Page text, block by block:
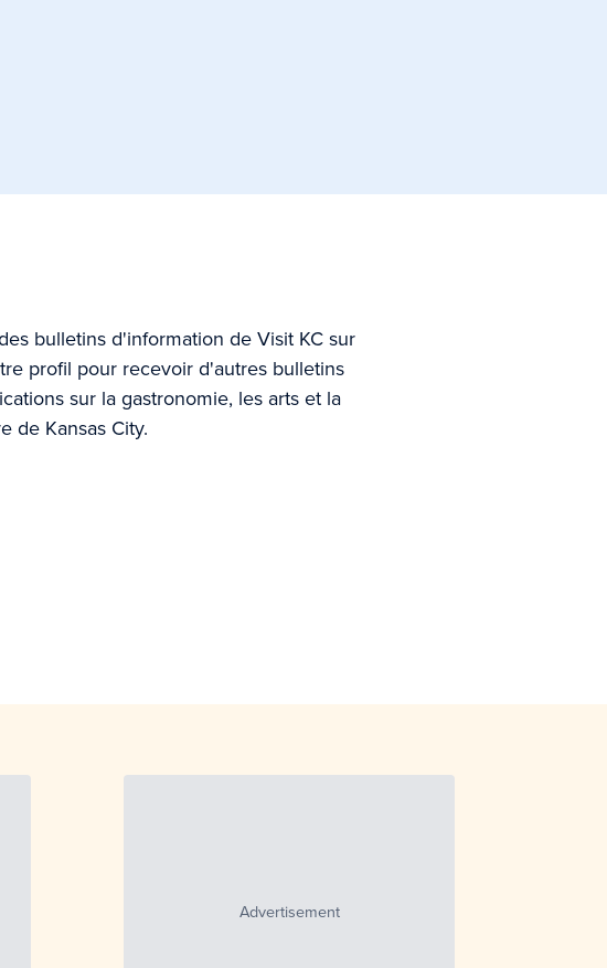
bulletins d'information de Visit KC sur
profil pour recevoir d'autres bulletins
sur la gastronomie, les arts et la
de Kansas City.